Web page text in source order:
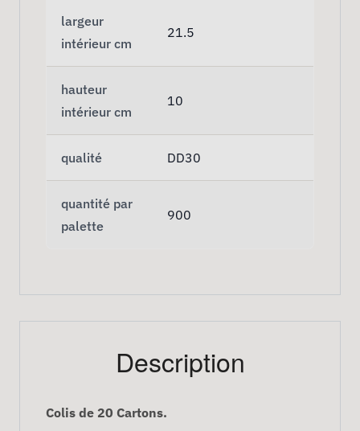
largeur
intérieur cm
21.5
hauteur
intérieur cm
10
qualité DD30
quantité par
palette
900
Description
Colis de 20 Cartons.